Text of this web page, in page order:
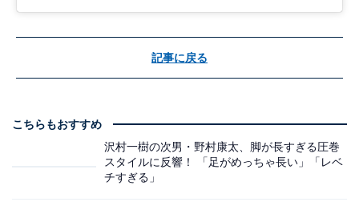
記事に戻る
こちらもおすすめ
沢村一樹の次男・野村康太、脚が長すぎる圧巻
スタイルに反響！ 「足がめっちゃ長い」「レベ
チすぎる」